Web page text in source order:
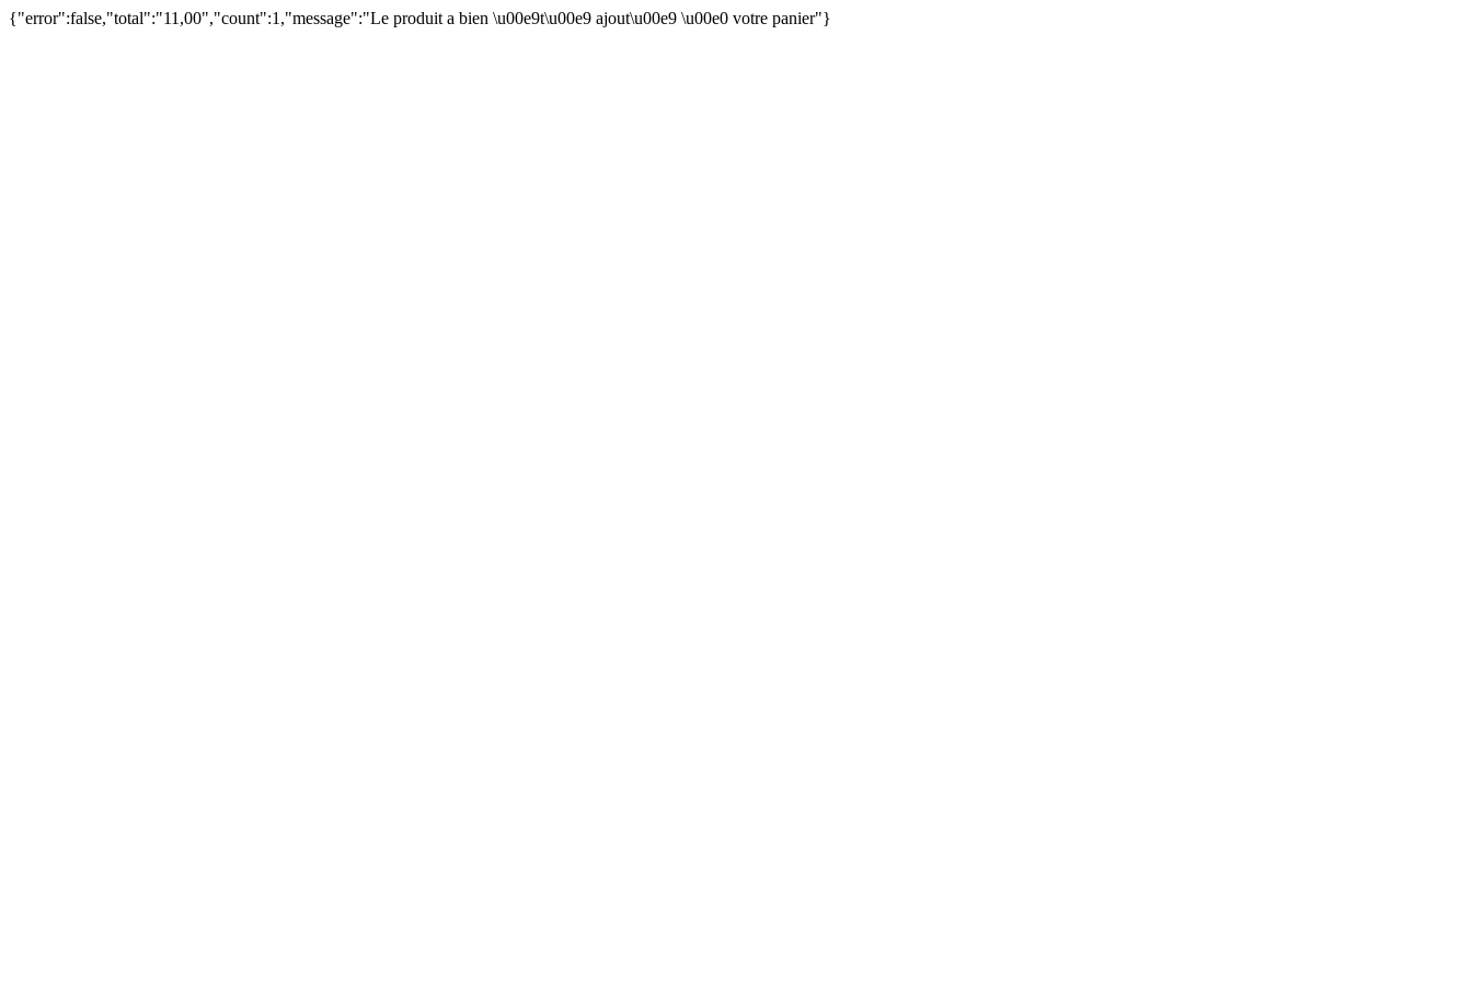
{"error":false,"total":"11,00","count":1,"message":"Le produit a bien \u00e9t\u00e9 ajout\u00e9 \u00e0 votre panier"}